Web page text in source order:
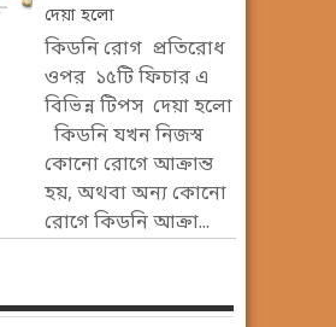
দেয়া হলো
কিডনি রোগ প্রতিরোধ
ওপর ১৫টি ফিচার এ
বিভিন্ন টিপস দেয়া হলো
কিডনি যখন নিজস্ব
কোনো রোগে আক্রান্ত
হয়, অথবা অন্য কোনো
রোগে কিডনি আক্রা...